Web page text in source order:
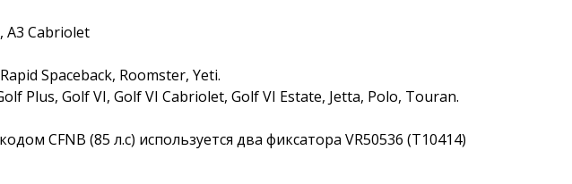
A3 Cabriolet
Spaceback, Roomster, Yeti.
Plus, Golf VI, Golf VI Cabriolet, Golf VI Estate, Jetta, Polo, Touran.
CFNB (85 л.с) используется два фиксатора VR50536 (T10414)